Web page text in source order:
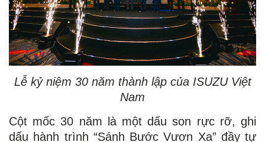
Lễ kỷ niệm 30 năm thành lập của ISUZU Việt
Nam
Cột mốc 30 năm là một dấu son rực rỡ, ghi
dấu hành trình “Sánh Bước Vươn Xa” đầy tự